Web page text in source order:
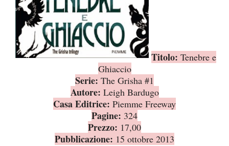
Titolo: Tenebre e
Ghiaccio
Serie: The Grisha #1
Autore: Leigh Bardugo
Casa Editrice: Piemme Freeway
Pagine: 324
Prezzo: 17,00
Pubblicazione: 15 ottobre 2013